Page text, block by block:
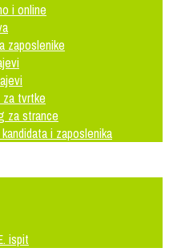
i online
zaposlenike
tvrtke
za strance
i zaposlenika
ispit